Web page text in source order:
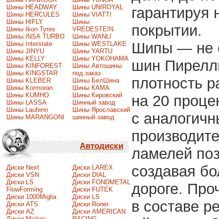
Шины HEADWAY
Шины HERCULES
Шины HIFLY
Шины Ikon Tyres
Шины INSA TURBO
Шины Interstate
Шины JINYU
Шины KELLY
Шины KINFOREST
Шины KINGSTAR
Шины KLEBER
Шины Kormoran
Шины KUMHO
Шины LASSA
Шины Laufenn
Шины MARANGONI
Шины UNIROYAL
Шины VIATTI
Шины
VREDESTEIN
Шины WANLI
Шины WESTLAKE
Шины YARTU
Шины YOKOHAMA
Шины Автошины
под заказ
Шины БелШина
Шины КАМА
Шины Кировский
Шинный завод
Шины Ярославский
шинный завод
Автодиски
Диски Next
Диски VSN
Диски LS
FlowForming
Диски 1000Miglia
Диски ATS
Диски AZ
Диски LAREX
Диски DIAL
Диски FONDMETAL
Диски FUTEK
Диски LS
Диски Roner
Диски AMERICAN
гарантируя
покрытии.
Шипы — не
шин
плотность
на 20
с
ламелей
создавая
дороге.
в составе